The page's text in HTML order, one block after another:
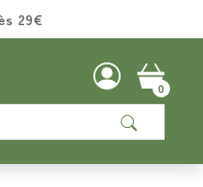
29€
0